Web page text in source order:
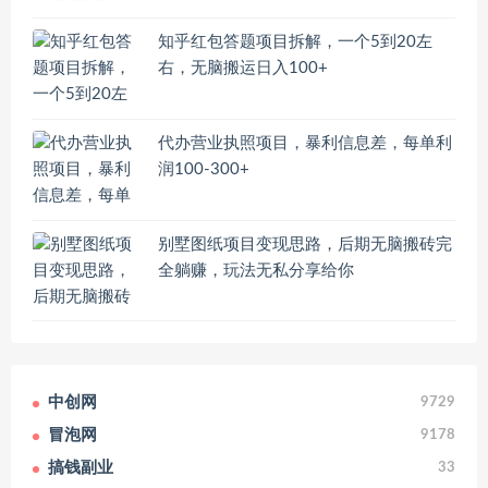
知乎红包答题项目拆解，一个5到20左
右，无脑搬运日入100+
代办营业执照项目，暴利信息差，每单利
润100-300+
别墅图纸项目变现思路，后期无脑搬砖完
全躺赚，玩法无私分享给你
中创网 9729
冒泡网 9178
搞钱副业 33